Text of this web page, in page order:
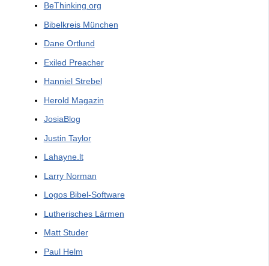
BeThinking.org
Bibelkreis München
Dane Ortlund
Exiled Preacher
Hanniel Strebel
Herold Magazin
JosiaBlog
Justin Taylor
Lahayne.lt
Larry Norman
Logos Bibel-Software
Lutherisches Lärmen
Matt Studer
Paul Helm